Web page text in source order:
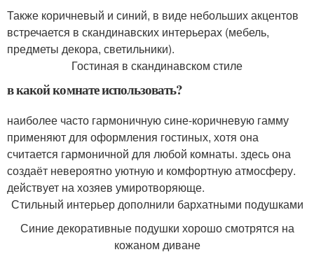
Также коричневый и синий, в виде небольших акцентов
встречается в скандинавских интерьерах (мебель,
предметы декора, светильники).
Гостиная в скандинавском стиле
в какой комнате использовать?
наиболее часто гармоничную сине-коричневую гамму
применяют для оформления гостиных, хотя она
считается гармоничной для любой комнаты. здесь она
создаёт невероятно уютную и комфортную атмосферу.
действует на хозяев умиротворяюще.
Стильный интерьер дополнили бархатными подушками
Синие декоративные подушки хорошо смотрятся на
кожаном диване